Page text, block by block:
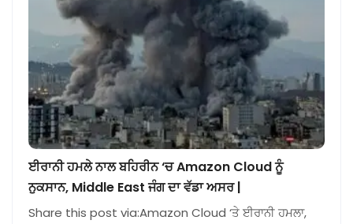
ਈਰਾਨੀ ਹਮਲੇ ਨਾਲ ਬਹਿਰੀਨ ‘ਚ Amazon Cloud ਨੂੰ
ਨੁਕਸਾਨ, Middle East ਜੰਗ ਦਾ ਵੱਡਾ ਅਸਰ |
Share this post via:Amazon Cloud ‘ਤੇ ਈਰਾਨੀ ਹਮਲਾ,